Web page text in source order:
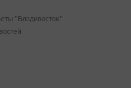
"Владивосток"